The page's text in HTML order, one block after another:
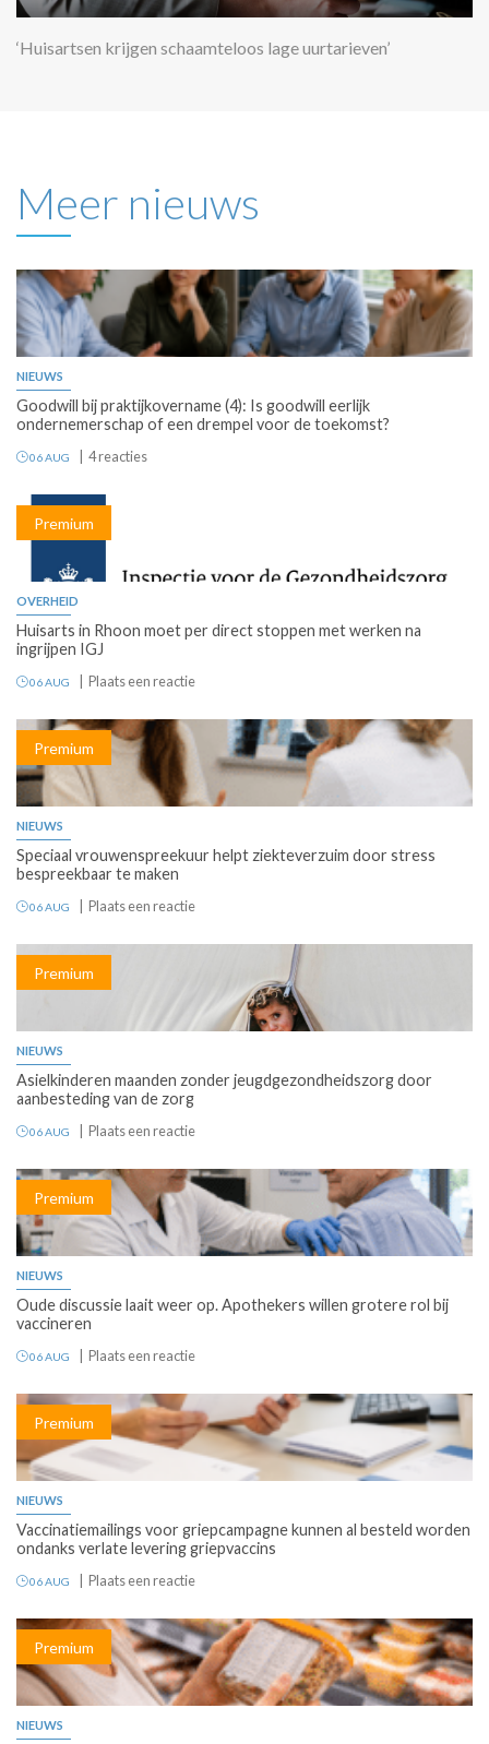
‘Huisartsen krijgen schaamteloos lage uurtarieven’
Meer nieuws
NIEUWS
Goodwill bij praktijkovername (4): Is goodwill eerlijk
ondernemerschap of een drempel voor de toekomst?
06 AUG 4 reacties
Premium
OVERHEID
Huisarts in Rhoon moet per direct stoppen met werken na
ingrijpen IGJ
06 AUG Plaats een reactie
Premium
NIEUWS
Speciaal vrouwenspreekuur helpt ziekteverzuim door stress
bespreekbaar te maken
06 AUG Plaats een reactie
Premium
NIEUWS
Asielkinderen maanden zonder jeugdgezondheidszorg door
aanbesteding van de zorg
06 AUG Plaats een reactie
Premium
NIEUWS
Oude discussie laait weer op. Apothekers willen grotere rol bij
vaccineren
06 AUG Plaats een reactie
Premium
NIEUWS
Vaccinatiemailings voor griepcampagne kunnen al besteld worden
ondanks verlate levering griepvaccins
06 AUG Plaats een reactie
Premium
NIEUWS